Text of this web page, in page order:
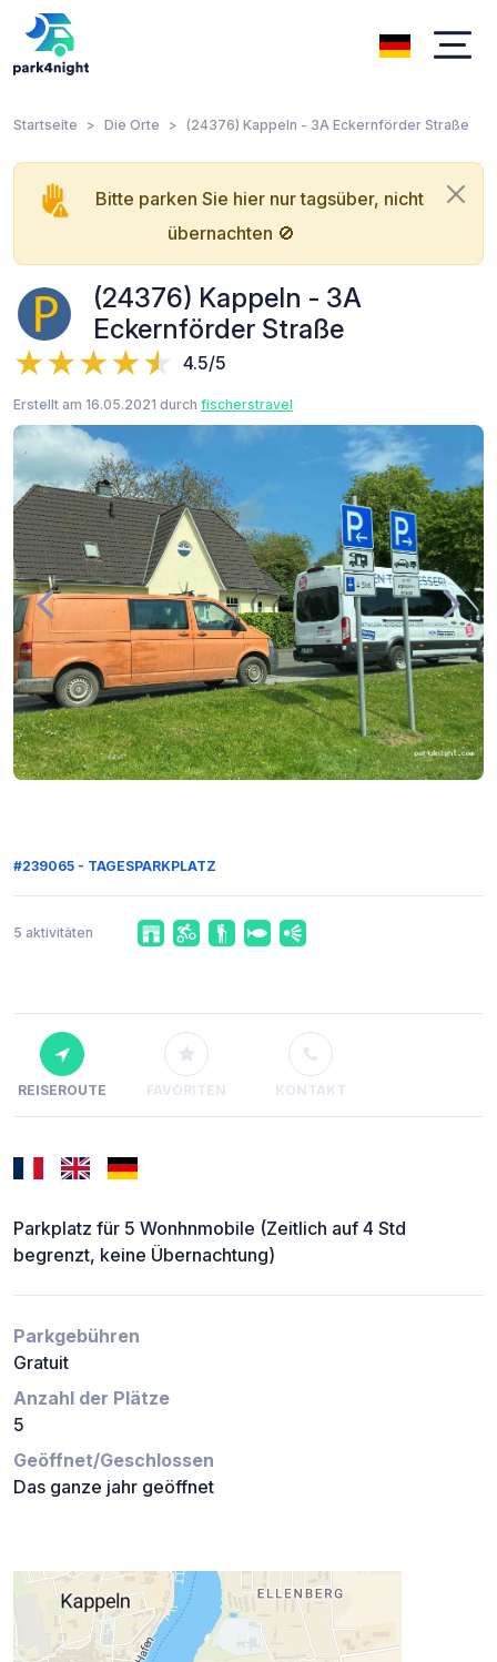
Startseite Die Orte (24376) Kappeln - 3A Eckernförder Straße
Bitte parken Sie hier nur tagsüber, nicht
übernachten 🚫
(24376) Kappeln - 3A
Eckernförder Straße
4.5/5
Erstellt am 16.05.2021 durch fischerstravel
#239065 - TAGESPARKPLATZ
5 aktivitäten
REISEROUTE FAVORITEN KONTAKT
Parkplatz für 5 Wonhnmobile (Zeitlich auf 4 Std
begrenzt, keine Übernachtung)
Parkgebühren
Gratuit
Anzahl der Plätze
5
Geöffnet/Geschlossen
Das ganze jahr geöffnet